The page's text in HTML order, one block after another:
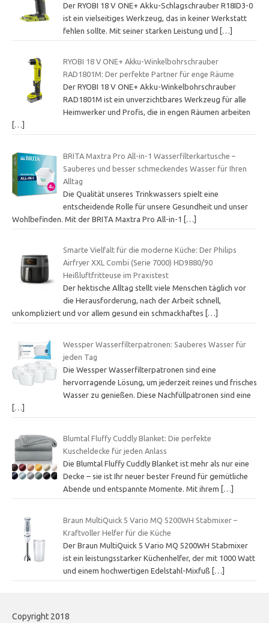
Der RYOBI 18 V ONE+ Akku-Schlagschrauber R18ID3-0
ist ein vielseitiges Werkzeug, das in keiner Werkstatt
fehlen sollte. Mit seiner starken Leistung und
[…]
RYOBI 18 V ONE+ Akku-Winkelbohrschrauber
RAD1801M: Der perfekte Partner für enge Räume
Der RYOBI 18 V ONE+ Akku-Winkelbohrschrauber
RAD1801M ist ein unverzichtbares Werkzeug für alle
Heimwerker und Profis, die in engen Räumen arbeiten
[…]
BRITA Maxtra Pro All-in-1 Wasserfilterkartusche –
Sauberes und besser schmeckendes Wasser für Ihren
Alltag
Die Qualität unseres Trinkwassers spielt eine
entscheidende Rolle für unsere Gesundheit und unser
Wohlbefinden. Mit der BRITA Maxtra Pro All-in-1
[…]
Smarte Vielfalt für die moderne Küche: Der Philips
Airfryer XXL Combi (Serie 7000) HD9880/90
Heißluftfritteuse im Praxistest
Der hektische Alltag stellt viele Menschen täglich vor
die Herausforderung, nach der Arbeit schnell,
unkompliziert und vor allem gesund ein schmackhaftes
[…]
Wessper Wasserfilterpatronen: Sauberes Wasser für
jeden Tag
Die Wessper Wasserfilterpatronen sind eine
hervorragende Lösung, um jederzeit reines und frisches
Wasser zu genießen. Diese Nachfüllpatronen sind eine
[…]
Blumtal Fluffy Cuddly Blanket: Die perfekte
Kuscheldecke für jeden Anlass
Die Blumtal Fluffy Cuddly Blanket ist mehr als nur eine
Decke – sie ist Ihr neuer bester Freund für gemütliche
Abende und entspannte Momente. Mit ihrem
[…]
Braun MultiQuick 5 Vario MQ 5200WH Stabmixer –
Kraftvoller Helfer für die Küche
Der Braun MultiQuick 5 Vario MQ 5200WH Stabmixer
ist ein leistungsstarker Küchenhelfer, der mit 1000 Watt
und einem hochwertigen Edelstahl-Mixfuß
[…]
Copyright 2018